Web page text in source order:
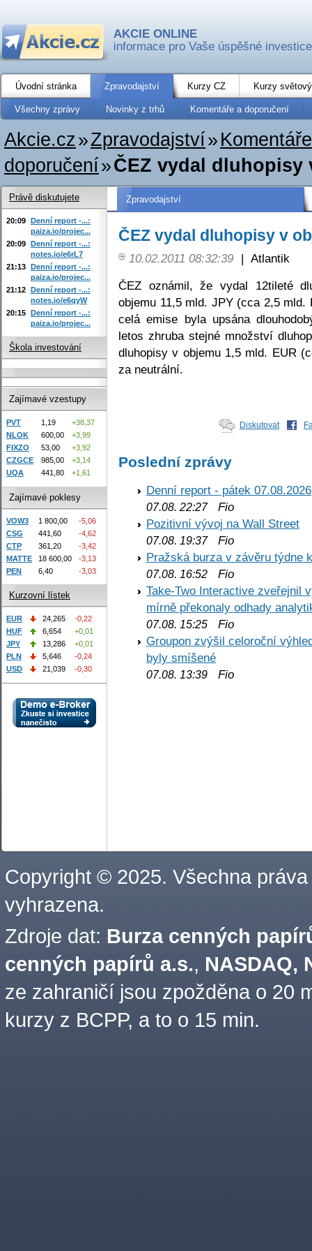
AKCIE ONLINE
informace pro Vaše úspěšné investice
Úvodní stránka Zpravodajství Kurzy CZ Kurzy
Všechny zprávy Novinky z trhů Komentáře a doporučení
Akcie.cz»Zpravodajství»
doporučení»ČEZ vydal dluhopisy
Zpravodajství
ČEZ vydal dluhopisy v
10.02.2011 08:32:39 | Atlantik
ČEZ oznámil, že vydal 12tileté
objemu 11,5 mld. JPY (cca 2,5
celá emise byla upsána
letos zhruba stejné množství
dluhopisy v objemu 1,5 mld. EUR
za neutrální.
Diskutovat
Poslední zprávy
Denní report - pátek 07.08.2026
07.08. 22:27Fio
Pozitivní vývoj na Wall Street
07.08. 19:37Fio
Pražská burza v závěru týdne
07.08. 16:52 Fio
Take-Two Interactive zveřejnil
mírně překonaly odhady
07.08. 15:25 Fio
Groupon zvýšil celoroční
byly smíšené
07.08. 13:39 Fio
Právě diskutujete
20:09 Denní report -...:
paiza.io/projec...
20:09 Denní report -...:
notes.io/e6rL7
21:13 Denní report -...:
paiza.io/projec...
21:12 Denní report -...:
notes.io/e6qyW
20:15 Denní report -...:
paiza.io/projec...
Škola investování
Zajímavé vzestupy
PVT 1,19
+38,37
NLOK
600,00
+3,99
FIXZO
53,00
+3,92
CZGCE
985,00
+3,14
UQA
441,80 +1,61
Zajímavé poklesy
VOW3 1 800,00
-5,06
CSG
441,60
-4,62
CTP
361,20
-3,42
MATTE
18 600,00
-3,13
PEN
6,40 -3,03
Kurzovní lístek
EUR 24,265
-0,22
HUF
6,654
+0,01
JPY
13,286
+0,01
PLN
5,646
-0,24
USD
21,039 -0,30
Copyright © 2025. Všechna práva
vyhrazena.
Zdroje dat: Burza cenných
cenných papírů a.s., NASDAQ,
ze zahraničí jsou zpožděna o 20
kurzy z BCPP, a to o 15 min.